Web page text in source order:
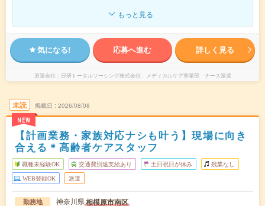
もっと見る
気になる! 応募へ進む 詳しく見る
派遣会社 日研トータルソーシング株式会社 メディカルケア事業部 ナース派遣
未読
NEW
掲載日 2026/08/08
【計画業務・家族対応ナシも叶う】現場に向き
合える＊高齢者ケアスタッフ
職種未経験OK 交通費別途支給あり 土日祝日が休み 残業なし
WEB登録OK 派遣
勤務地 神奈川県相模原市南区